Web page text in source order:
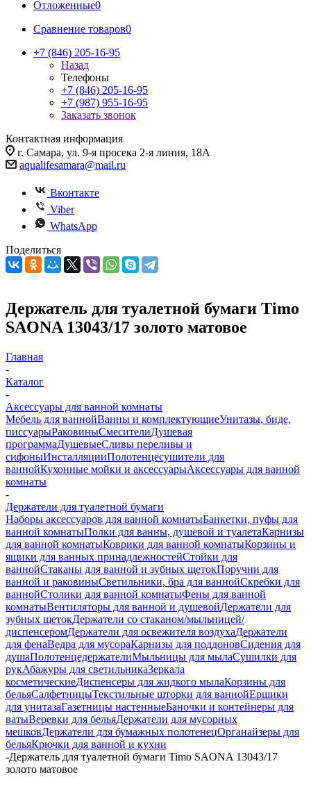
Отложенные0
Сравнение товаров0
+7 (846) 205-16-95
Назад
Телефоны
+7 (846) 205-16-95
+7 (987) 955-16-95
Заказать звонок
Контактная информация
г. Самара, ул. 9-я просека 2-я линия, 18А
aqualifesamara@mail.ru
Вконтакте
Viber
WhatsApp
Поделиться
Держатель для туалетной бумаги Timo
SAONA 13043/17 золото матовое
Главная
-
Каталог
-
Аксессуары для ванной комнаты
Мебель для ваннойВанны и комплектующиеУнитазы, биде,
писсуарыРаковиныСмесителиДушевая
программаДушевыеСливы переливы и
сифоныИнсталляцииПолотенцесушители для
ваннойКухонные мойки и аксессуарыАксессуары для ванной
комнаты
-
Держатели для туалетной бумаги
Наборы аксессуаров для ванной комнатыБанкетки, пуфы для
ванной комнатыПолки для ванны, душевой и туалетаКарнизы
для ванной комнатыКоврики для ванной комнатыКорзины и
ящики для ванных принадлежностейСтойки для
ваннойСтаканы для ванной и зубных щетокПоручни для
ванной и раковиныСветильники, бра для ваннойСкребки для
ваннойСтолики для ванной комнатыФены для ванной
комнатыВентиляторы для ванной и душевойДержатели для
зубных щетокДержатели со стаканом/мыльницей/
диспенсеромДержатели для освежителя воздухаДержатели
для фенаВедра для мусораКарнизы для поддоновСидения для
душаПолотенцедержателиМыльницы для мылаСушилки для
рукАбажуры для светильникаЗеркала
косметическиеДиспенсеры для жидкого мылаКорзины для
бельяСалфетницыТекстильные шторки для ваннойЕршики
для унитазаГазетницы настенныеБаночки и контейнеры для
ватыВеревки для бельяДержатели для мусорных
мешковДержатели для бумажных полотенецОрганайзеры для
бельяКрючки для ванной и кухни
-Держатель для туалетной бумаги Timo SAONA 13043/17
золото матовое